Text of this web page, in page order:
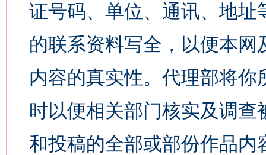
证号码、单位、通讯、地
的联系资料写全，以便本
内容的真实性。代理部将
时以便相关部门核实及调
和投稿的全部或部份作品